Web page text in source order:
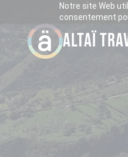
Notre site Web
consentement
ALTAÏ